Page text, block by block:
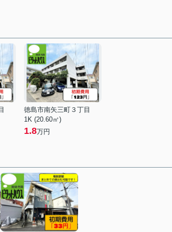
徳島市南矢三町３丁目
1K (20.60㎡)
1.8万円